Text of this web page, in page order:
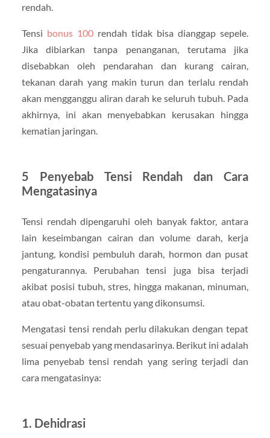
rendah.
Tensi bonus 100 rendah tidak bisa dianggap sepele.
Jika dibiarkan tanpa penanganan, terutama jika
disebabkan oleh pendarahan dan kurang cairan,
tekanan darah yang makin turun dan terlalu rendah
akan mengganggu aliran darah ke seluruh tubuh. Pada
akhirnya, ini akan menyebabkan kerusakan hingga
kematian jaringan.
5 Penyebab Tensi Rendah dan Cara
Mengatasinya
Tensi rendah dipengaruhi oleh banyak faktor, antara
lain keseimbangan cairan dan volume darah, kerja
jantung, kondisi pembuluh darah, hormon dan pusat
pengaturannya. Perubahan tensi juga bisa terjadi
akibat posisi tubuh, stres, hingga makanan, minuman,
atau obat-obatan tertentu yang dikonsumsi.
Mengatasi tensi rendah perlu dilakukan dengan tepat
sesuai penyebab yang mendasarinya. Berikut ini adalah
lima penyebab tensi rendah yang sering terjadi dan
cara mengatasinya:
1. Dehidrasi